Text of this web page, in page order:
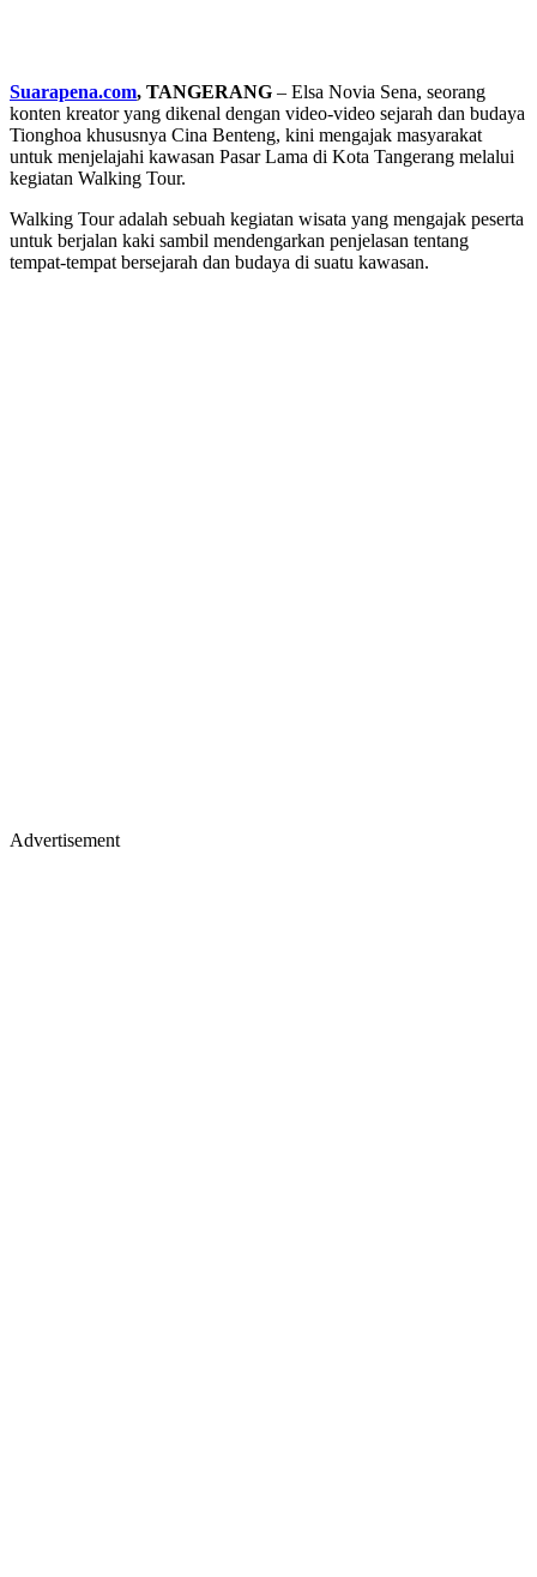
Suarapena.com, TANGERANG – Elsa Novia Sena, seorang
konten kreator yang dikenal dengan video-video sejarah dan budaya
Tionghoa khususnya Cina Benteng, kini mengajak masyarakat
untuk menjelajahi kawasan Pasar Lama di Kota Tangerang melalui
kegiatan Walking Tour.
Walking Tour adalah sebuah kegiatan wisata yang mengajak peserta
untuk berjalan kaki sambil mendengarkan penjelasan tentang
tempat-tempat bersejarah dan budaya di suatu kawasan.
Advertisement